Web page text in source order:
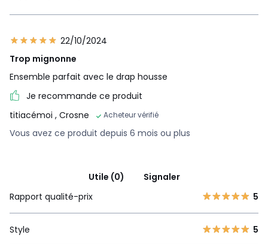
22/10/2024
Trop mignonne
Ensemble parfait avec le drap housse
Je recommande ce produit
titiacémoi , Crosne Acheteur vérifié
Vous avez ce produit depuis 6 mois ou plus
Utile (0)
Signaler
Rapport qualité-prix
5
Style 5